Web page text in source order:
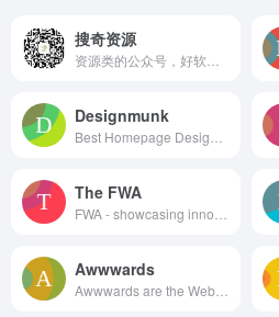
搜奇资源
Designmunk
The FWA
Awwwards